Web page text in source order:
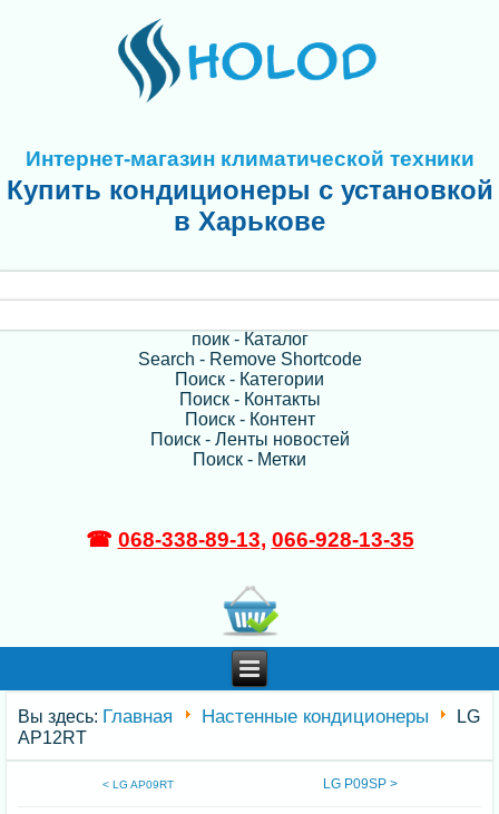
Интернет-магазин климатической техники
Купить кондиционеры с установкой
в Харькове
поик - Каталог
Search - Remove Shortcode
Поиск - Категории
Поиск - Контакты
Поиск - Контент
Поиск - Ленты новостей
Поиск - Метки
☎ 068-338-89-13, 066-928-13-35
Вы здесь: Главная Настенные кондиционеры
LG
AP12RT
< LG AP09RT LG P09SP >